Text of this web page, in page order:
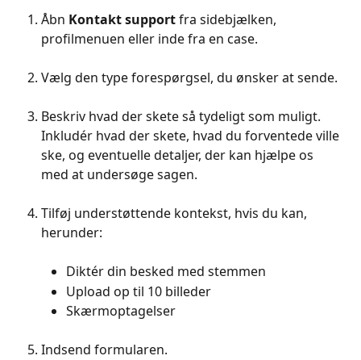
Åbn Kontakt support fra sidebjælken,
profilmenuen eller inde fra en case.
Vælg den type forespørgsel, du ønsker at sende.
Beskriv hvad der skete så tydeligt som muligt.
Inkludér hvad der skete, hvad du forventede ville
ske, og eventuelle detaljer, der kan hjælpe os
med at undersøge sagen.
Tilføj understøttende kontekst, hvis du kan,
herunder:
Diktér din besked med stemmen
Upload op til 10 billeder
Skærmoptagelser
Indsend formularen.